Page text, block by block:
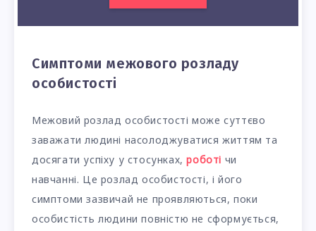
Симптоми межового розладу
особистості
Межовий розлад особистості може суттєво
заважати людині насолоджуватися життям та
досягати успіху у стосунках,роботі чи
навчанні. Це розлад особистості, і його
симптоми зазвичай не проявляються, поки
особистість людини повністю не сформується,